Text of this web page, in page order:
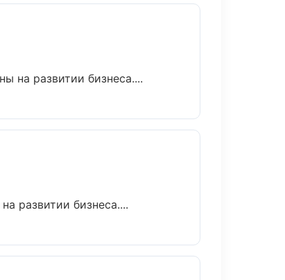
на развитии бизнеса....
развитии бизнеса....